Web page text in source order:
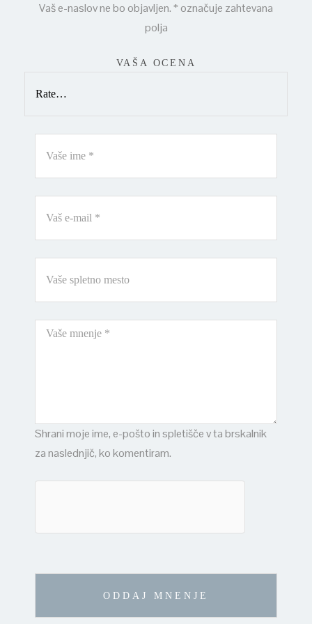
Vaš e-naslov ne bo objavljen.* označuje zahtevana
polja
VAŠA OCENA
Shrani moje ime, e-pošto in spletišče v ta brskalnik
za naslednjič, ko komentiram.